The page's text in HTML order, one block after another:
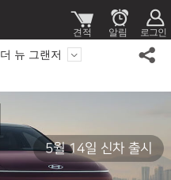
더 뉴 그랜저
5월 14일 신차 출시